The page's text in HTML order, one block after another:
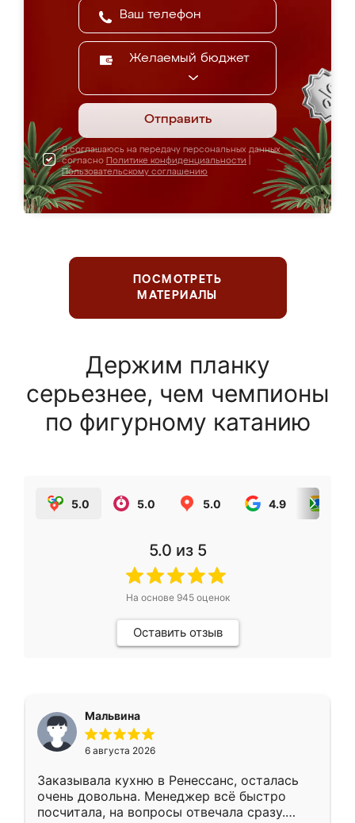
Желаемый бюджет
Отправить
Я соглашаюсь на передачу персональных данных
согласно Политике конфиденциальности
Пользовательскому соглашению
ПОСМОТРЕТЬ
МАТЕРИАЛЫ
Держим планку
серьезнее, чем чемпионы
по фигурному катанию
5.0 5.0 5.0 4.9
5.0 из 5
На основе 945оценок
Оставить отзыв
Мальвина
6 августа 2026
Заказывала кухню в Ренессанс, осталась
очень довольна. Менеджер всё быстро
посчитала, на вопросы отвечала сразу.